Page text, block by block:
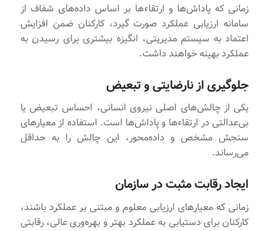
زمانی که پاداش‌ها و ارتقاءها بر اساس داده‌های شفاف از
سامانه ارزیابی عملکرد صورت گیرد، کارکنان ضمن افزایش
اعتماد به سیستم مدیریتی، انگیزه بیشتری برای رسیدن به
عملکرد بهینه خواهند داشت.
جلوگیری از نارضایتی و تبعیض
یکی از چالش‌های اصلی نیروی انسانی، احساس تبعیض یا
بی‌عدالتی در ارتقاءها و پاداش‌ها است. استفاده از معیارهای
سنجش مشخص و داده‌محور، این چالش را به حداقل
می‌رساند.
ایجاد رقابت مثبت در سازمان
زمانی که معیارهای ارزیابی معلوم و مبتنی بر عملکرد باشند،
کارکنان برای دستیابی به عملکرد بهتر و بهره‌وری عالی، رقابتی